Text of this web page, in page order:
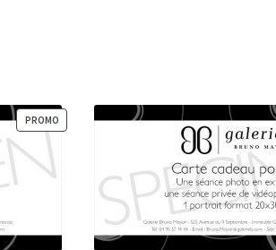
PROMOPRODUIT
EN